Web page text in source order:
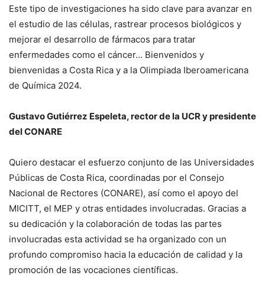
Este tipo de investigaciones ha sido clave para avanzar en
el estudio de las células, rastrear procesos biológicos y
mejorar el desarrollo de fármacos para tratar
enfermedades como el cáncer… Bienvenidos y
bienvenidas a Costa Rica y a la Olimpiada Iberoamericana
de Química 2024.
Gustavo Gutiérrez Espeleta, rector de la UCR y presidente
del CONARE
Quiero destacar el esfuerzo conjunto de las Universidades
Públicas de Costa Rica, coordinadas por el Consejo
Nacional de Rectores (CONARE), así como el apoyo del
MICITT, el MEP y otras entidades involucradas. Gracias a
su dedicación y la colaboración de todas las partes
involucradas esta actividad se ha organizado con un
profundo compromiso hacia la educación de calidad y la
promoción de las vocaciones científicas.